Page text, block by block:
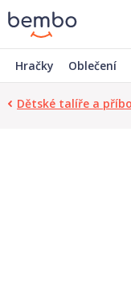
Hračky Oblečení
Dětské talíře a